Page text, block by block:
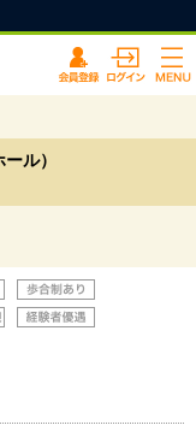
ル）